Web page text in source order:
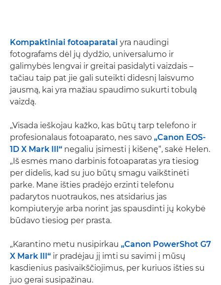
Kompaktiniai fotoaparatai yra naudingi
fotografams dėl jų dydžio, universalumo ir
galimybės lengvai ir greitai pasidalyti vaizdais –
tačiau taip pat jie gali suteikti didesnį laisvumo
jausmą, kai yra mažiau spaudimo sukurti tobulą
vaizdą.
„Visada ieškojau kažko, kas būtų tarp telefono ir
profesionalaus fotoaparato, nes savo „Canon EOS-
1D X Mark III“ negaliu įsimesti į kišenę“, sakė Helen.
„Iš esmės mano darbinis fotoaparatas yra tiesiog
per didelis, kad su juo būtų smagu vaikštinėti
parke. Mane išties pradėjo erzinti telefonu
padarytos nuotraukos, nes atsidarius jas
kompiuteryje arba norint jas spausdinti jų kokybė
būdavo tiesiog per prasta.
„Karantino metu nusipirkau „Canon PowerShot G7
X Mark III“ ir pradėjau jį imti su savimi į mūsų
kasdienius pasivaikščiojimus, per kuriuos išties su
juo gerai susipažinau.